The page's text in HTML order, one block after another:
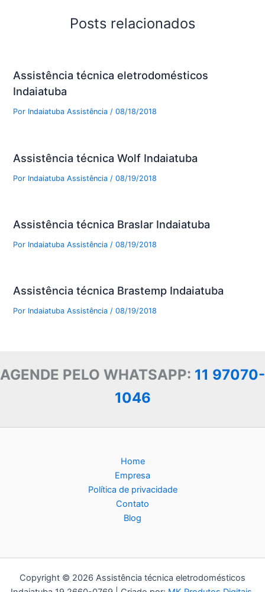
Posts relacionados
Assistência técnica eletrodomésticos
Indaiatuba
Por Indaiatuba Assistência/08/18/2018
Assistência técnica Wolf Indaiatuba
Por Indaiatuba Assistência /08/19/2018
Assistência técnica Braslar Indaiatuba
Por Indaiatuba Assistência /08/19/2018
Assistência técnica Brastemp Indaiatuba
Por Indaiatuba Assistência /08/19/2018
AGENDE PELO WHATSAPP: 11 97070-
1046
Home
Empresa
Política de privacidade
Contato
Blog
Copyright © 2026 Assistência técnica eletrodomésticos